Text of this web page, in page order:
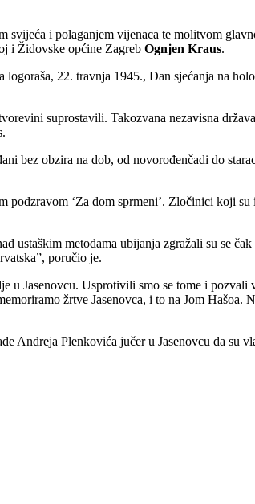
svijeća i polaganjem vijenaca te molitvom
i Židovske općine Zagreb Ognjen Kraus.
22. travnja 1945., Dan sjećanja na
suprostavili. Takozvana nezavisna
bez obzira na dob, od novorođenčadi do
podzravom ‘Za dom sprmeni’. Zločinici koji
metodama ubijanja zgražali su se
poručio je.
Jasenovcu. Usprotivili smo se tome i
žrtve Jasenovca, i to na Jom
Andreja Plenkovića jučer u Jasenovcu da su